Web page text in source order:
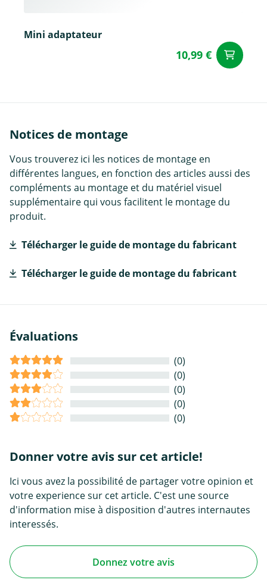
Mini adaptateur
10,99 €
Notices de montage
Vous trouverez ici les notices de montage en
différentes langues, en fonction des articles aussi des
compléments au montage et du matériel visuel
supplémentaire qui vous facilitent le montage du
produit.
Télécharger le guide de montage du fabricant
Télécharger le guide de montage du fabricant
Évaluations
(0)
(0)
(0)
(0)
(0)
Donner votre avis sur cet article!
Ici vous avez la possibilité de partager votre opinion et
votre experience sur cet article. C'est une source
d'information mise à disposition d'autres internautes
interessés.
Donnez votre avis